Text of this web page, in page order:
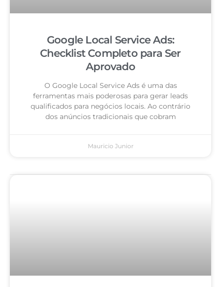
Google Local Service Ads:
Checklist Completo para Ser
Aprovado
O Google Local Service Ads é uma das
ferramentas mais poderosas para gerar leads
qualificados para negócios locais. Ao contrário
dos anúncios tradicionais que cobram
Mauricio Junior